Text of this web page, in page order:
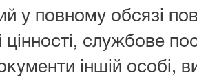
у повному обсязі
цінності, службове
іншій особі,